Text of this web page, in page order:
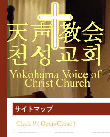
サイトマップ
Click !! ( Open/Close )